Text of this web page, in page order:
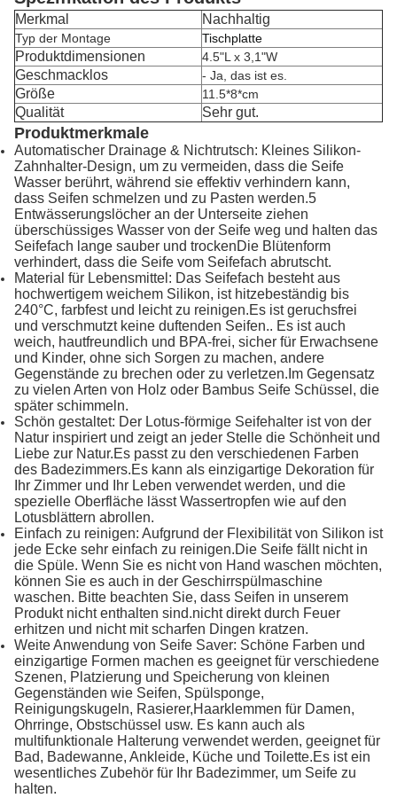
Merkmal Nachhaltig
Typ der Montage Tischplatte
Produktdimensionen 4.5"L x 3,1"W
Geschmacklos - Ja, das ist es.
Größe 11.5*8*cm
Qualität Sehr gut.
Produktmerkmale
Automatischer Drainage & Nichtrutsch: Kleines Silikon-
Zahnhalter-Design, um zu vermeiden, dass die Seife
Wasser berührt, während sie effektiv verhindern kann,
dass Seifen schmelzen und zu Pasten werden.5
Entwässerungslöcher an der Unterseite ziehen
überschüssiges Wasser von der Seife weg und halten das
Seifefach lange sauber und trockenDie Blütenform
verhindert, dass die Seife vom Seifefach abrutscht.
Material für Lebensmittel: Das Seifefach besteht aus
hochwertigem weichem Silikon, ist hitzebeständig bis
240°C, farbfest und leicht zu reinigen.Es ist geruchsfrei
und verschmutzt keine duftenden Seifen.. Es ist auch
weich, hautfreundlich und BPA-frei, sicher für Erwachsene
und Kinder, ohne sich Sorgen zu machen, andere
Gegenstände zu brechen oder zu verletzen.Im Gegensatz
zu vielen Arten von Holz oder Bambus Seife Schüssel, die
später schimmeln.
Schön gestaltet: Der Lotus-förmige Seifehalter ist von der
Natur inspiriert und zeigt an jeder Stelle die Schönheit und
Liebe zur Natur.Es passt zu den verschiedenen Farben
des Badezimmers.Es kann als einzigartige Dekoration für
Ihr Zimmer und Ihr Leben verwendet werden, und die
spezielle Oberfläche lässt Wassertropfen wie auf den
Lotusblättern abrollen.
Einfach zu reinigen: Aufgrund der Flexibilität von Silikon ist
jede Ecke sehr einfach zu reinigen.Die Seife fällt nicht in
die Spüle. Wenn Sie es nicht von Hand waschen möchten,
können Sie es auch in der Geschirrspülmaschine
waschen. Bitte beachten Sie, dass Seifen in unserem
Produkt nicht enthalten sind.nicht direkt durch Feuer
erhitzen und nicht mit scharfen Dingen kratzen.
Weite Anwendung von Seife Saver: Schöne Farben und
einzigartige Formen machen es geeignet für verschiedene
Szenen, Platzierung und Speicherung von kleinen
Gegenständen wie Seifen, Spülsponge,
Reinigungskugeln, Rasierer,Haarklemmen für Damen,
Ohrringe, Obstschüssel usw. Es kann auch als
multifunktionale Halterung verwendet werden, geeignet für
Bad, Badewanne, Ankleide, Küche und Toilette.Es ist ein
wesentliches Zubehör für Ihr Badezimmer, um Seife zu
halten.